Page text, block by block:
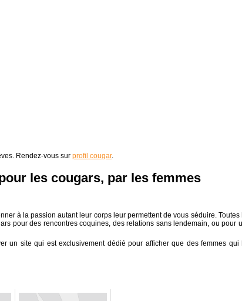
Rendez-vous sur profil cougar.
les cougars, par les femmes
à la passion autant leur corps leur permettent de vous séduire. Toutes
pour des rencontres coquines, des relations sans lendemain, ou pour
un site qui est exclusivement dédié pour afficher que des femmes qui